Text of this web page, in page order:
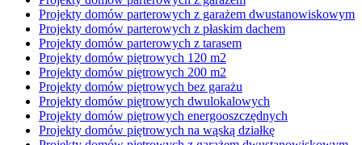
Projekty domów parterowych z garażem dwustanowiskowym
Projekty domów parterowych z płaskim dachem
Projekty domów parterowych z tarasem
Projekty domów piętrowych 120 m2
Projekty domów piętrowych 200 m2
Projekty domów piętrowych bez garażu
Projekty domów piętrowych dwulokalowych
Projekty domów piętrowych energooszczędnych
Projekty domów piętrowych na wąską działkę